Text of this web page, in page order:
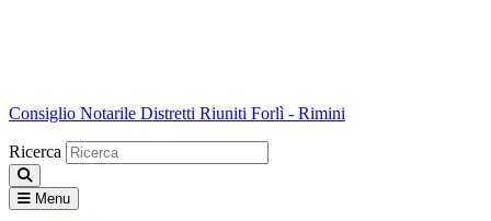
Consiglio Notarile Distretti Riuniti Forlì - Rimini
Ricerca
Menu